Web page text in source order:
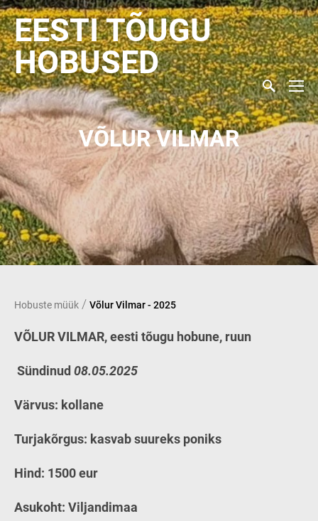
EESTI TÕUGU
HOBUSED
VÕLUR VILMAR
Hobuste müük / Võlur Vilmar - 2025
VÕLUR VILMAR, eesti tõugu hobune, ruun
Sündinud 08.05.2025
Värvus: kollane
Turjakõrgus: kasvab suureks poniks
Hind: 1500 eur
Asukoht: Viljandimaa